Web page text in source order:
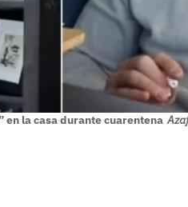
en la casa durante cuarentena